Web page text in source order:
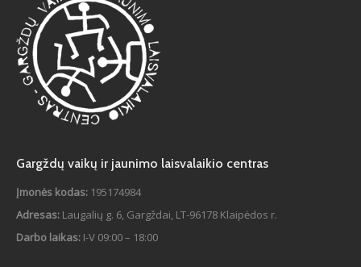
Gargždų vaikų ir jaunimo laisvalaikio centras
Įmonės kodas: 195174984
Adresas: Laugalių g. 6, Gargždai, LT-96178 Klaipėdos r.
Darbo laikas: I-V 09:00 – 18:00